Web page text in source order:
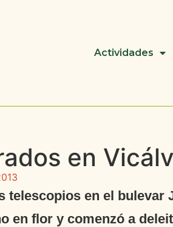
Actividades
en
telescopios en el
en flor y comenzó a